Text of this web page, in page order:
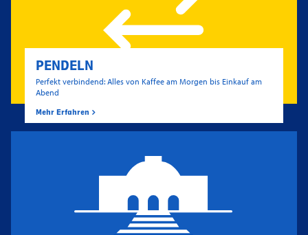
PENDELN
Perfekt verbindend: Alles von Kaffee am Morgen bis Einkauf am
Abend
Mehr Erfahren